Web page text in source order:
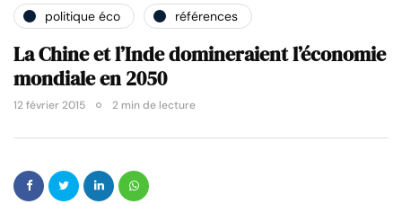
politique éco
références
La Chine et l’Inde domineraient l’économie
mondiale en 2050
12 février 2015 2 min de lecture